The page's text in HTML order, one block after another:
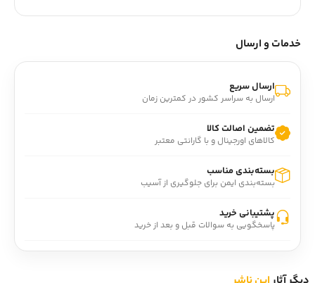
خدمات و ارسال
ارسال سریع
ارسال به سراسر کشور در کمترین زمان
تضمین اصالت کالا
کالاهای اورجینال و با گارانتی معتبر
بسته‌بندی مناسب
بسته‌بندی ایمن برای جلوگیری از آسیب
پشتیبانی خرید
پاسخگویی به سوالات قبل و بعد از خرید